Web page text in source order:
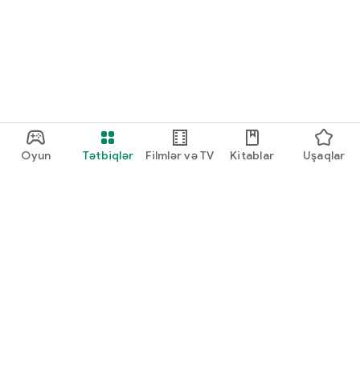
Oyun Tətbiqlər Filmlər və TV Kitablar Uşaqlar